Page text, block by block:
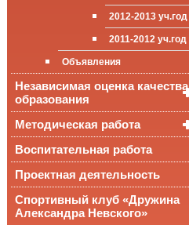
обучающихся
Стипендии и виды
поддержки обучающихся
Международное
сотрудничество
Организация питания в
образовательной
организации
2012-2013 уч.год
2011-2012 уч.год
Объявления
Независимая оценка качества
образования
Независимая оценка
качества подготовки
обучающихся
Всероссийские
проверочные
работы
мониторинг системы
образования
Методическая работа
Уроки, мероприятия
Публикации
Материалы
педагогического форума
Воспитательная работа
Проектная деятельность
Спортивный клуб «Дружина
Александра Невского»